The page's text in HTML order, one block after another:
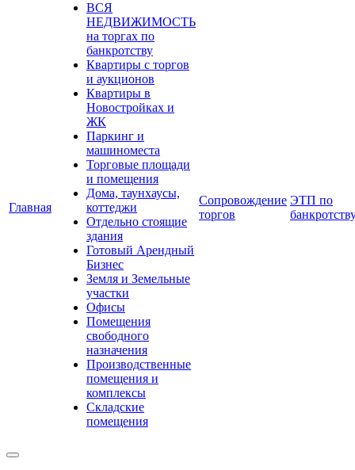
Главная
ВСЯ
НЕДВИЖИМОСТЬ
на торгах по
банкротству
Квартиры с торгов
и аукционов
Квартиры в
Новостройках и
ЖК
Паркинг и
машиноместа
Торговые площади
и помещения
Дома, таунхаусы,
коттеджи
Отдельно стоящие
здания
Готовый Арендный
Бизнес
Земля и Земельные
участки
Офисы
Помещения
свободного
назначения
Производственные
помещения и
комплексы
Складские
помещения
Сопровождение
торгов
ЭТП по